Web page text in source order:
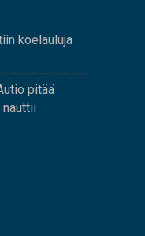
koelauluja
pitää
nauttii